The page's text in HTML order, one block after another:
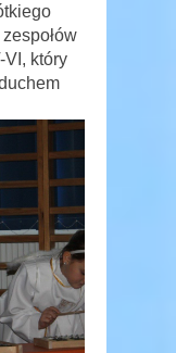
VI, który